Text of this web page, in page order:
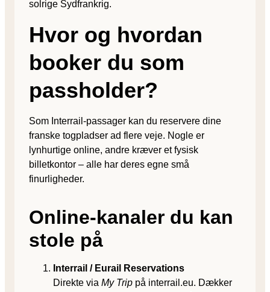
solrige Sydfrankrig.
Hvor og hvordan
booker du som
passholder?
Som Interrail-passager kan du reservere dine
franske togpladser ad flere veje. Nogle er
lynhurtige online, andre kræver et fysisk
billetkontor – alle har deres egne små
finurligheder.
Online-kanaler du kan
stole på
Interrail / Eurail Reservations
Direkte via My Trip på interrail.eu. Dækker